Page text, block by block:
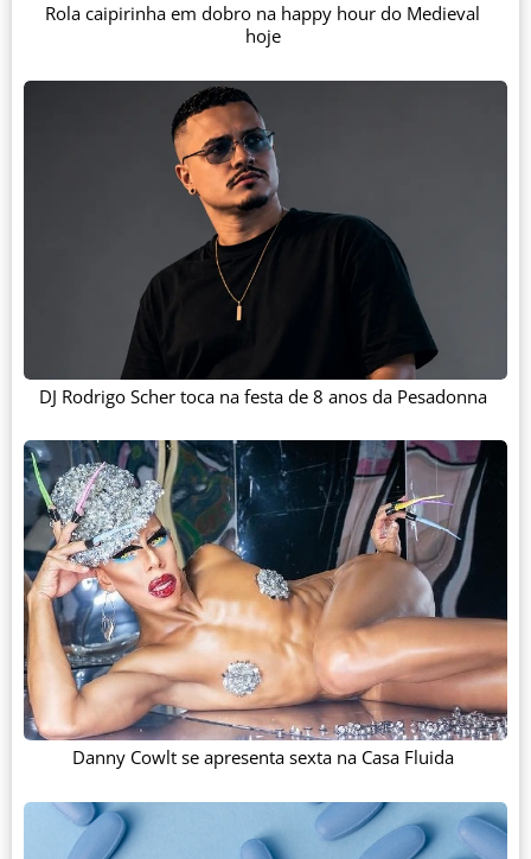
Rola caipirinha em dobro na happy hour do Medieval
hoje
DJ Rodrigo Scher toca na festa de 8 anos da Pesadonna
Danny Cowlt se apresenta sexta na Casa Fluida